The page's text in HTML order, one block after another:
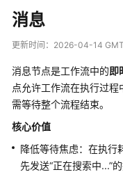
最
新
动
产
品
绍
开
消息
更新时间： 2026-04-14
消息节点是工作流中的即
点允许工作流在执行过
需等待整个流程结束。
核心价值
降低等待焦虑：在执行
先发送“正在搜索中...”的